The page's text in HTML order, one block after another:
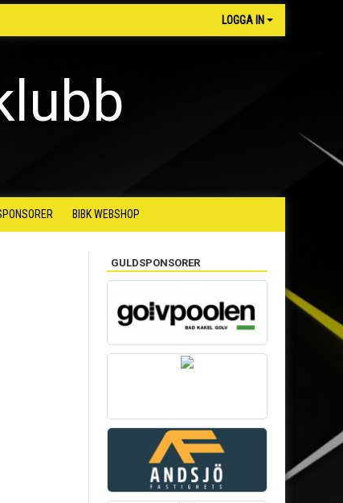
LOGGA IN
BIBK WEBSHOP
GULDSPONSORER